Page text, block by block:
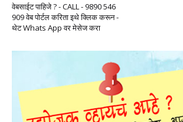
वेबसाईट पाहिजे ? - CALL - 9890 546
909 वेब पोर्टल करिता इथे क्लिक करून -
थेट Whats App वर मेसेज करा